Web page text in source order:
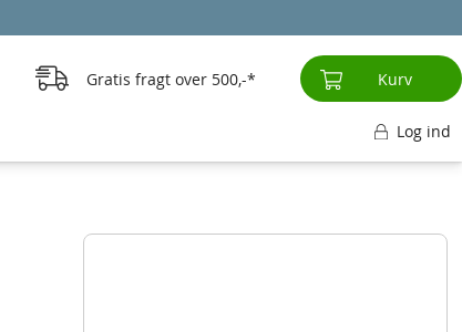
Gratis fragt over 500,- Kurv
Log ind